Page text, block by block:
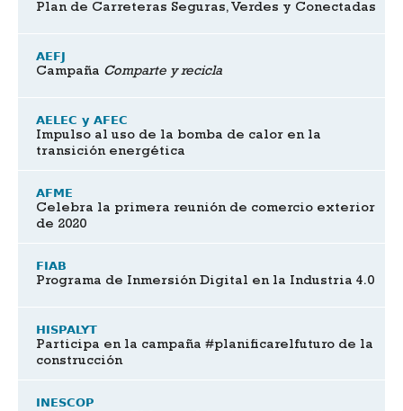
Plan de Carreteras Seguras, Verdes y Conectadas
AEFJ
Campaña Comparte y recicla
AELEC y AFEC
Impulso al uso de la bomba de calor en la
transición energética
AFME
Celebra la primera reunión de comercio exterior
de 2020
FIAB
Programa de Inmersión Digital en la Industria 4.0
HISPALYT
Participa en la campaña #planificarelfuturo de la
construcción
INESCOP